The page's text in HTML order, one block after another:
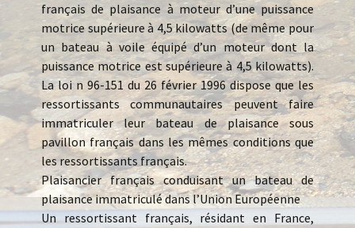
français de plaisance à moteur d’une puissance
motrice supérieure à 4,5 kilowatts (de même pour
un bateau à voile équipé d’un moteur dont la
puissance motrice est supérieure à 4,5 kilowatts).
La loi n 96-151 du 26 février 1996 dispose que les
ressortissants communautaires peuvent faire
immatriculer leur bateau de plaisance sous
pavillon français dans les mêmes conditions que
les ressortissants français.
Plaisancier français conduisant un bateau de
plaisance immatriculé dans l’Union Européenne
Un ressortissant français, résidant en France,